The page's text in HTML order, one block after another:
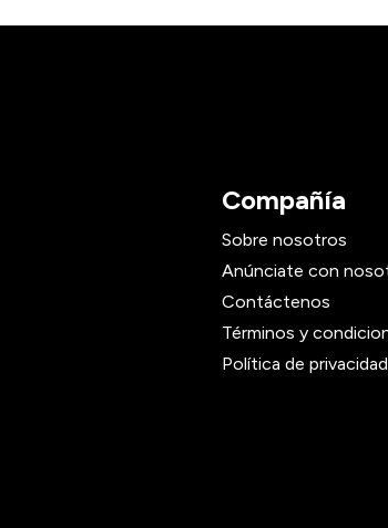
Compañía
Sobre nosotros
Anúnciate con
Contáctenos
Términos y
Política de privacidad